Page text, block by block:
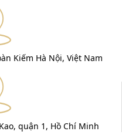
Kiếm Hà Nội, Việt Nam
quận 1, Hồ Chí Minh